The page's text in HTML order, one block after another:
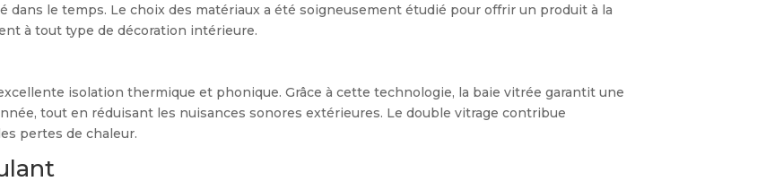
le temps. Le choix des matériaux a été soigneusement étudié pour offrir un produit à la
à tout type de décoration intérieure.
isolation thermique et phonique. Grâce à cette technologie, la baie vitrée garantit une
tout en réduisant les nuisances sonores extérieures. Le double vitrage contribue
pertes de chaleur.